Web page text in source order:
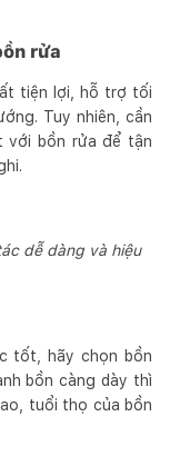
rửa
tiện lợi, hỗ trợ tối
Tuy nhiên, cần
với bồn rửa để tận
dễ dàng và hiệu
tốt, hãy chọn bồn
bồn càng dày thì
tuổi thọ của bồn